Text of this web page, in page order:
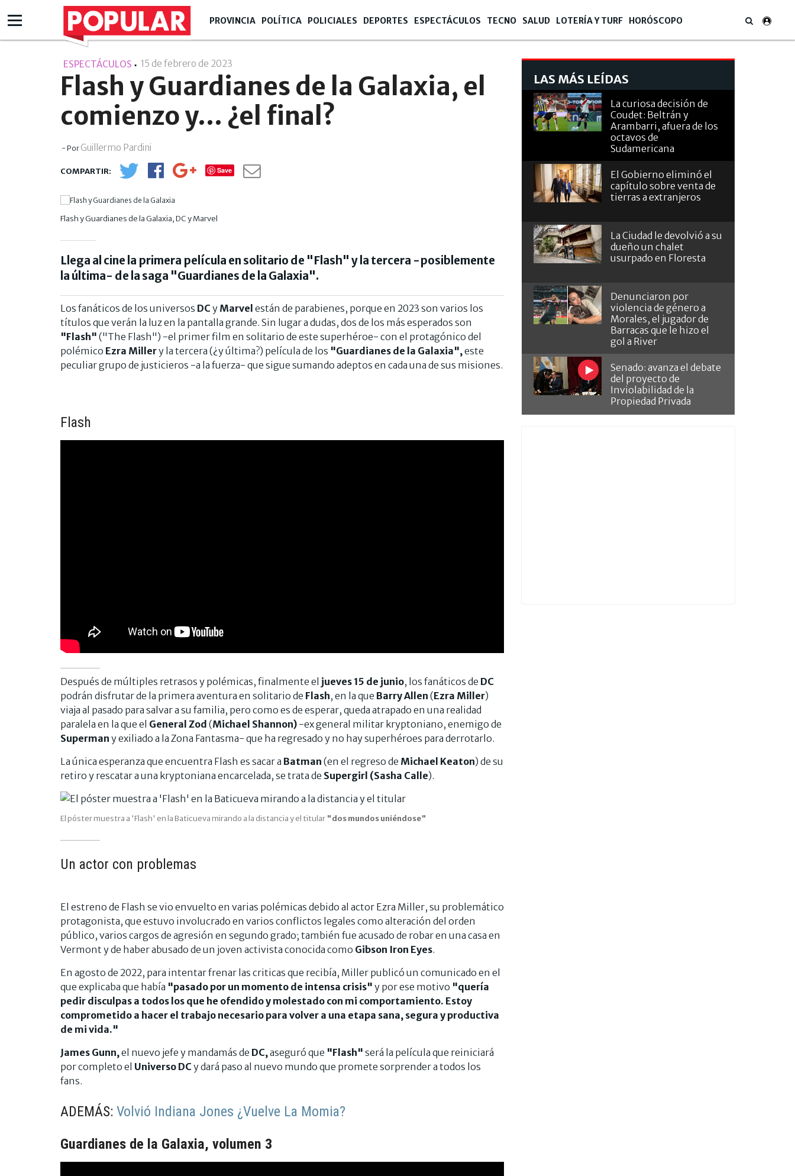
PROVINCIA POLÍTICA POLICIALES DEPORTES ESPECTÁCULOS TECNO SALUD LOTERÍA Y TURF HORÓSCOPO
ESPECTÁCULOS 15 de febrero de 2023
Flash y Guardianes de la Galaxia, el
comienzo y... ¿el final?
- Por Guillermo Pardini
Save
Flash y Guardianes de la Galaxia, DC y Marvel
Llega al cine la primera película en solitario de "Flash" y la tercera -posiblemente
la última- de la saga "Guardianes de la Galaxia".
Los fanáticos de los universos DC y Marvel están de parabienes, porque en 2023 son varios los
títulos que verán la luz en la pantalla grande. Sin lugar a dudas, dos de los más esperados son
"Flash" ("The Flash") -el primer film en solitario de este superhéroe- con el protagónico del
polémico Ezra Millery la tercera (¿y última?) película de los "Guardianes de la Galaxia", este
peculiar grupo de justicieros -a la fuerza- que sigue sumando adeptos en cada una de sus misiones.
Flash
Después de múltiples retrasos y polémicas, finalmente el jueves 15 de junio, los fanáticos de DC
podrán disfrutar de la primera aventura en solitario de Flash, en la que Barry Allen (Ezra Miller)
viaja al pasado para salvar a su familia, pero como es de esperar, queda atrapado en una realidad
paralela en la que el General Zod (Michael Shannon) -ex general militar kryptoniano, enemigo de
Superman y exiliado a la Zona Fantasma- que ha regresado y no hay superhéroes para derrotarlo.
La única esperanza que encuentra Flash es sacar a Batman (en el regreso de Michael Keaton) de su
retiro y rescatar a una kryptoniana encarcelada, se trata de Supergirl (Sasha Calle).
El póster muestra a 'Flash' en la Baticueva mirando a la distancia y el titular "dos mundos uniéndose"
Un actor con problemas
El estreno de Flash se vio envuelto en varias polémicas debido al actor Ezra Miller, su problemático
protagonista, que estuvo involucrado en varios conflictos legales como alteración del orden
público, varios cargos de agresión en segundo grado; también fue acusado de robar en una casa en
Vermont y de haber abusado de un joven activista conocida como Gibson Iron Eyes.
En agosto de 2022, para intentar frenar las criticas que recibía, Miller publicó un comunicado en el
que explicaba que había "pasado por un momento de intensa crisis" y por ese motivo "quería
pedir disculpas a todos los que he ofendido y molestado con mi comportamiento. Estoy
comprometido a hacer el trabajo necesario para volver a una etapa sana, segura y productiva
de mi vida."
James Gunn, el nuevo jefe y mandamás de DC, aseguró que "Flash" será la película que reiniciará
por completo el Universo DC y dará paso al nuevo mundo que promete sorprender a todos los
fans.
ADEMÁS: Volvió Indiana Jones ¿Vuelve La Momia?
Guardianes de la Galaxia, volumen 3
LAS MÁS LEÍDAS
La curiosa decisión de
Coudet: Beltrán y
Arambarri, afuera de los
octavos de
Sudamericana
El Gobierno eliminó el
capítulo sobre venta de
tierras a extranjeros
La Ciudad le devolvió a su
dueño un chalet
usurpado en Floresta
Denunciaron por
violencia de género a
Morales, el jugador de
Barracas que le hizo el
gol a River
Senado: avanza el debate
del proyecto de
Inviolabilidad de la
Propiedad Privada